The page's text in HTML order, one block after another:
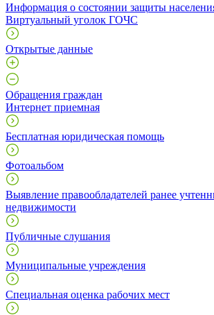
Информация о состоянии защиты
Виртуальный уголок ГОЧС
Открытые данные
Обращения граждан
Интернет приемная
Бесплатная юридическая помощь
Фотоальбом
Выявление правообладателей ранее
недвижимости
Публичные слушания
Муниципальные учреждения
Специальная оценка рабочих мест